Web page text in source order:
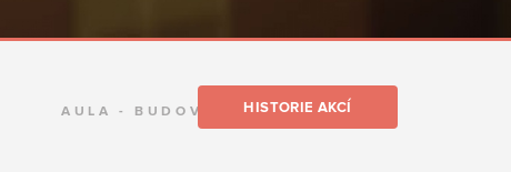
AULA - BUDOVA G, TULHISTORIE AKCÍ